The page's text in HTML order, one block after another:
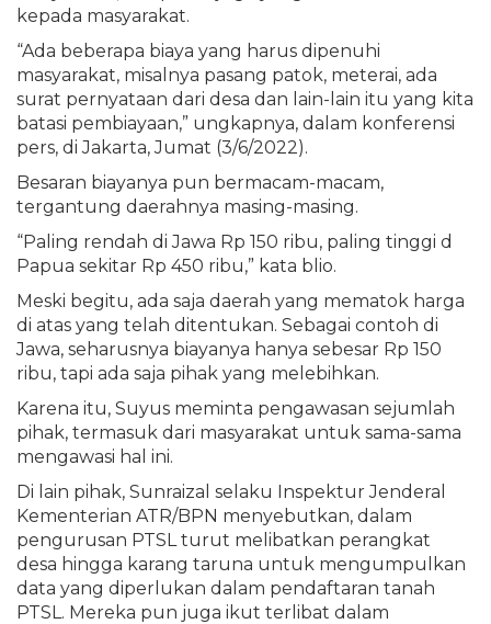
kepada masyarakat.
“Ada beberapa biaya yang harus dipenuhi
masyarakat, misalnya pasang patok, meterai, ada
surat pernyataan dari desa dan lain-lain itu yang kita
batasi pembiayaan,” ungkapnya, dalam konferensi
pers, di Jakarta, Jumat (3/6/2022).
Besaran biayanya pun bermacam-macam,
tergantung daerahnya masing-masing.
“Paling rendah di Jawa Rp 150 ribu, paling tinggi d
Papua sekitar Rp 450 ribu,” kata blio.
Meski begitu, ada saja daerah yang mematok harga
di atas yang telah ditentukan. Sebagai contoh di
Jawa, seharusnya biayanya hanya sebesar Rp 150
ribu, tapi ada saja pihak yang melebihkan.
Karena itu, Suyus meminta pengawasan sejumlah
pihak, termasuk dari masyarakat untuk sama-sama
mengawasi hal ini.
Di lain pihak, Sunraizal selaku Inspektur Jenderal
Kementerian ATR/BPN menyebutkan, dalam
pengurusan PTSL turut melibatkan perangkat
desa hingga karang taruna untuk mengumpulkan
data yang diperlukan dalam pendaftaran tanah
PTSL. Mereka pun juga ikut terlibat dalam